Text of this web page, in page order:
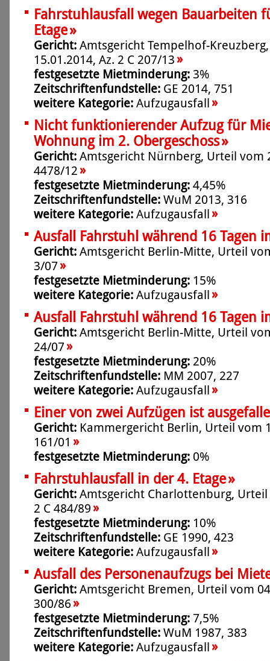
Fahrstuhlausfall wegen Bauarbeiten
Etage»
Gericht: Amtsgericht Tempelhof-
15.01.2014, Az. 2 C 207/13»
festgesetzte Mietminderung: 3%
Zeitschriftenfundstelle: GE 2014, 751
weitere Kategorie: Aufzugausfall »
Nicht funktionierender Aufzug für
Wohnung im 2. Obergeschoss»
Gericht: Amtsgericht Nürnberg, Urteil vom
4478/12»
festgesetzte Mietminderung: 4,45%
Zeitschriftenfundstelle: WuM 2013, 316
weitere Kategorie: Aufzugausfall »
Ausfall Fahrstuhl während 16 Tagen
Gericht: Amtsgericht Berlin-Mitte, Urteil
3/07»
festgesetzte Mietminderung: 15%
weitere Kategorie: Aufzugausfall »
Ausfall Fahrstuhl während 16 Tagen
Gericht: Amtsgericht Berlin-Mitte, Urteil
24/07»
festgesetzte Mietminderung: 20%
Zeitschriftenfundstelle: MM 2007, 227
weitere Kategorie: Aufzugausfall »
Einer von zwei Aufzügen ist
Gericht: Kammergericht Berlin, Urteil vom
161/01 »
festgesetzte Mietminderung: 0%
Fahrstuhlausfall in der 4. Etage»
Gericht: Amtsgericht Charlottenburg, Urteil
2 C 484/89»
festgesetzte Mietminderung: 10%
Zeitschriftenfundstelle: GE 1990, 423
weitere Kategorie: Aufzugausfall »
Ausfall des Personenaufzugs bei
Gericht: Amtsgericht Bremen, Urteil vom
300/86»
festgesetzte Mietminderung: 7,5%
Zeitschriftenfundstelle: WuM 1987, 383
weitere Kategorie: Aufzugausfall »